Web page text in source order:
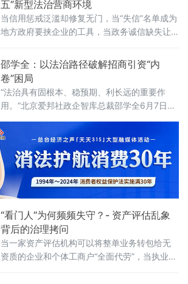
有序——地方政府促进招商引资和高质量发展
路径”法治化营商环境建设（公益）大讲堂2026
首期活动上，李振中以媒体人视角直言：法治
五”新型法治营商环境
当信用惩戒泛滥却修复无门，当“失信”名单成为
地方政府要挟企业的工具，当政务诚信缺失让
环境，还是在异化为另一种权力寻租？上海大
学法学院企业法治与创新发展研究中心主任何
忠成6月7日在中国政法大学法治化营商环境建
设与数字金融研究中心揭牌仪式既同期举办
的“法治筑基、商业有序——地方政府促进招商
引资和高质量发展路径”法治化营商环境建设
（公益）大
邵学全：以法治路径破解招商引资“内
卷”困局
“法治具有固根本、稳预期、利长远的重要作
用。”北京爱邦社政企智库总裁邵学全6月7日在
研究中心揭牌仪式既同期举办的“法治筑基、商
业有序——地方政府促进招商引资和高质量发
展路径”法治化营商环境建设（公益）大讲堂
2026首期活动上发表书面发言，为地方政府招
商引资高质量发展提出五条法治路径。他指
出，推动高质量发展离不开法治的支撑和保
障，地方政
“看门人”为何频频失守？- 资产评估乱象
背后的治理拷问
当一家资产评估机构可以将整单业务转包给无
资质的企业和个体工商户“全面代劳”，当执业人